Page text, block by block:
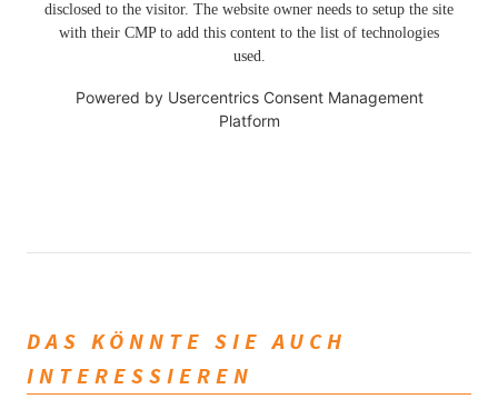
disclosed to the visitor. The website owner needs to setup the site
with their CMP to add this content to the list of technologies
used.
Powered by Usercentrics Consent Management
Platform
DAS KÖNNTE SIE AUCH
INTERESSIEREN